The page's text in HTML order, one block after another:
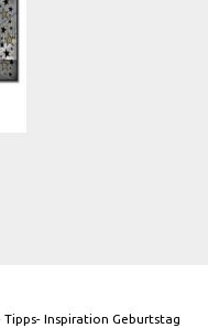
Tipps- Inspiration Geburtstag